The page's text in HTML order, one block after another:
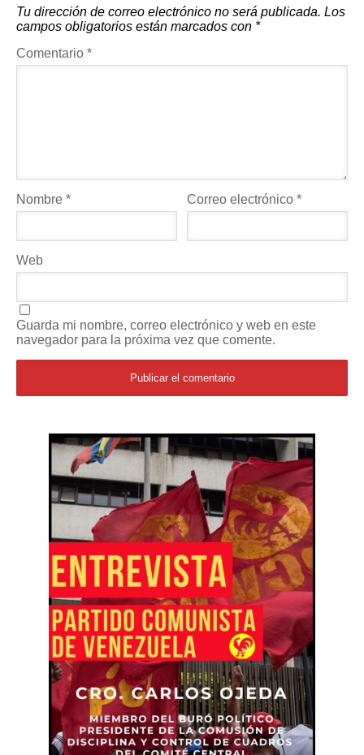
Tu dirección de correo electrónico no será publicada. Los
campos obligatorios están marcados con *
Comentario *
Nombre * Correo electrónico*
Web
Guarda mi nombre, correo electrónico y web en este
navegador para la próxima vez que comente.